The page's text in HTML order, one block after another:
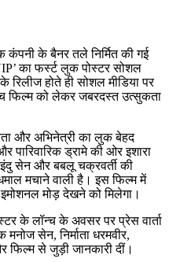
के बैनर तले निर्मित की गई
का फर्स्ट लुक पोस्टर सोशल
रिलीज होते ही सोशल मीडिया पर
फिल्म को लेकर जबरदस्त उत्सुकता
और अभिनेत्री का लुक बेहद
ड्रामे की ओर इशारा
सेन और बबलू चक्रवर्ती की
मचाने वाली है। इस फिल्म में
मोड़ देखने को मिलेगा।
के लॉन्च के अवसर पर प्रेस वार्ता
सेन, निर्माता धरमवीर,
फिल्म से जुड़ी जानकारी दीं।